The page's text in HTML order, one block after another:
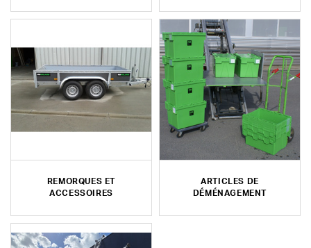
REMORQUES ET
ACCESSOIRES
ARTICLES DE
DÉMÉNAGEMENT